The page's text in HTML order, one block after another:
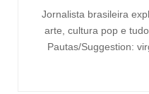
Jornalista brasileira
arte, cultura pop e
Pautas/Suggestion: